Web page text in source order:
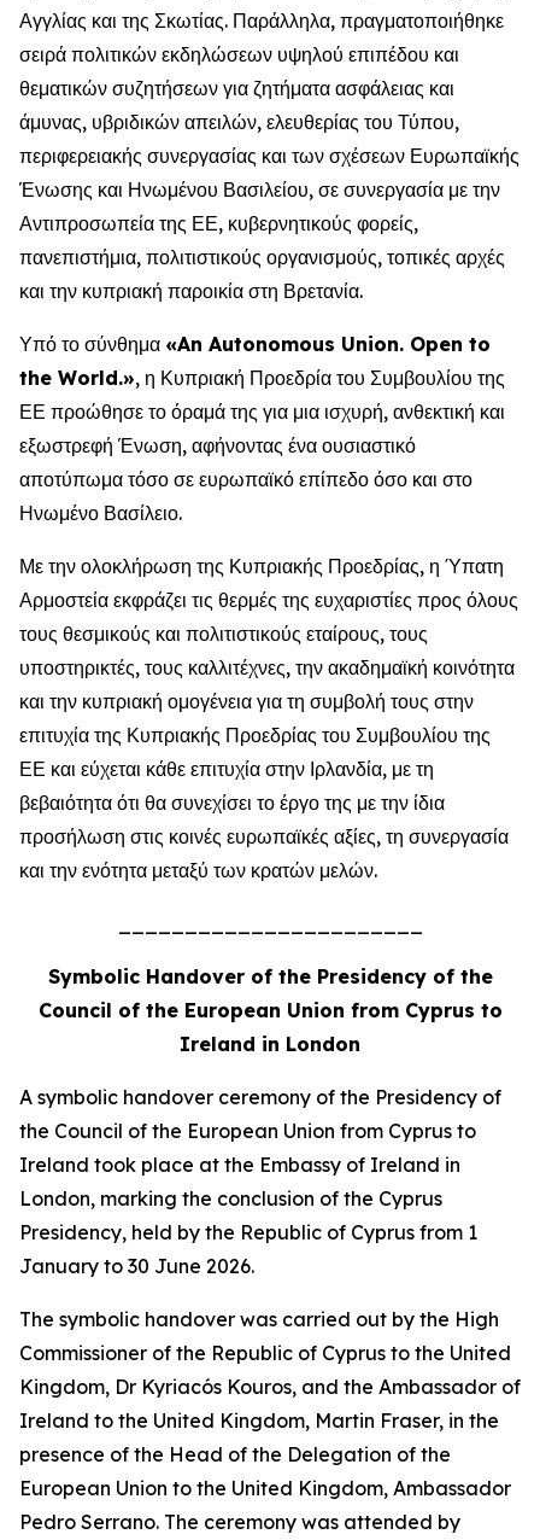
Αγγλίας και της Σκωτίας. Παράλληλα, πραγματοποιήθηκε
σειρά πολιτικών εκδηλώσεων υψηλού επιπέδου και
θεματικών συζητήσεων για ζητήματα ασφάλειας και
άμυνας, υβριδικών απειλών, ελευθερίας του Τύπου,
περιφερειακής συνεργασίας και των σχέσεων Ευρωπαϊκής
Ένωσης και Ηνωμένου Βασιλείου, σε συνεργασία με την
Αντιπροσωπεία της ΕΕ, κυβερνητικούς φορείς,
πανεπιστήμια, πολιτιστικούς οργανισμούς, τοπικές αρχές
και την κυπριακή παροικία στη Βρετανία.
Υπό το σύνθημα «An Autonomous Union. Open to
the World.», η Κυπριακή Προεδρία του Συμβουλίου της
ΕΕ προώθησε το όραμά της για μια ισχυρή, ανθεκτική και
εξωστρεφή Ένωση, αφήνοντας ένα ουσιαστικό
αποτύπωμα τόσο σε ευρωπαϊκό επίπεδο όσο και στο
Ηνωμένο Βασίλειο.
Με την ολοκλήρωση της Κυπριακής Προεδρίας, η Ύπατη
Αρμοστεία εκφράζει τις θερμές της ευχαριστίες προς όλους
τους θεσμικούς και πολιτιστικούς εταίρους, τους
υποστηρικτές, τους καλλιτέχνες, την ακαδημαϊκή κοινότητα
και την κυπριακή ομογένεια για τη συμβολή τους στην
επιτυχία της Κυπριακής Προεδρίας του Συμβουλίου της
ΕΕ και εύχεται κάθε επιτυχία στην Ιρλανδία, με τη
βεβαιότητα ότι θα συνεχίσει το έργο της με την ίδια
προσήλωση στις κοινές ευρωπαϊκές αξίες, τη συνεργασία
και την ενότητα μεταξύ των κρατών μελών.
Symbolic Handover of the Presidency of the
Council of the European Union from Cyprus to
Ireland in London
A symbolic handover ceremony of the Presidency of
the Council of the European Union from Cyprus to
Ireland took place at the Embassy of Ireland in
London, marking the conclusion of the Cyprus
Presidency, held by the Republic of Cyprus from 1
January to 30 June 2026.
The symbolic handover was carried out by the High
Commissioner of the Republic of Cyprus to the United
Kingdom, Dr Kyriacós Kouros, and the Ambassador of
Ireland to the United Kingdom, Martin Fraser, in the
presence of the Head of the Delegation of the
European Union to the United Kingdom, Ambassador
Pedro Serrano. The ceremony was attended by